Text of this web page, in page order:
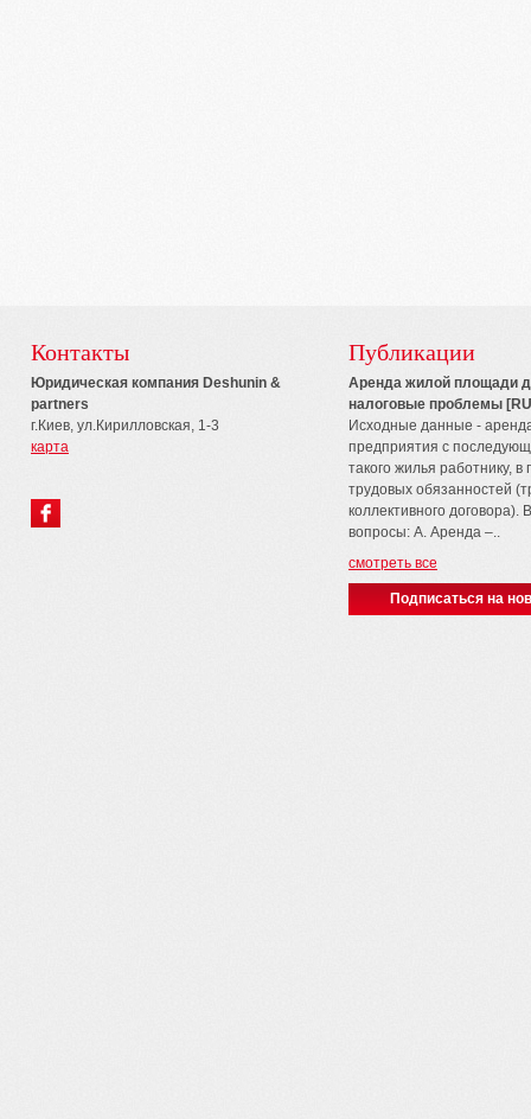
Контакты
Юридическая компания Deshunin &
partners
г.Киев, ул.Кирилловская, 1-3
карта
Публикации
Аренда жилой площади
налоговые проблемы
Исходные данные -
предприятия с
такого жилья работнику,
трудовых обязанностей
коллективного
вопросы: A. Аренда –..
смотреть все
Подписаться на